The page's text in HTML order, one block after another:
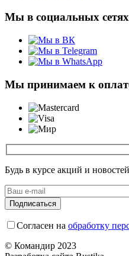
Мы в социальных сетях
Мы принимаем к
Будь в курсе акций и новостей
Согласен на обработку
© Командир 2023